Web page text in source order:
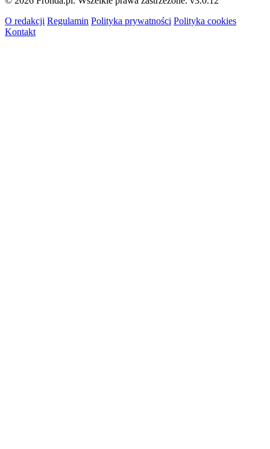
O redakcji Regulamin Polityka prywatności Polityka cookies
Kontakt